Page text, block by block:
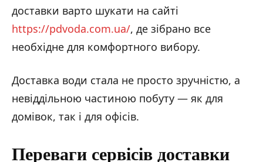
доставки варто шукати на сайті
https://pdvoda.com.ua/, де зібрано все
необхідне для комфортного вибору.
Доставка води стала не просто зручністю, а
невіддільною частиною побуту — як для
домівок, так і для офісів.
Переваги сервісів доставки